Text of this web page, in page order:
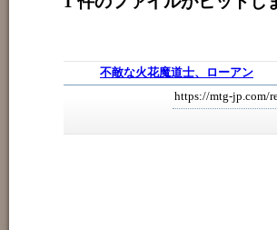
不敵な火花魔道士、ローアン
https://mtg-jp.com/